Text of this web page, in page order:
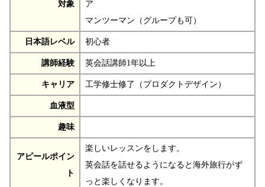
対象
ア
マンツーマン（グループも可）
日本語レベル 初心者
講師経験 英会話講師1年以上
キャリア 工学修士修了（プロダクトデザイン）
血液型
趣味
アピールポイン
ト
楽しいレッスンをします。
英会話を話せるようになると海外旅行がず
っと楽しくなります。